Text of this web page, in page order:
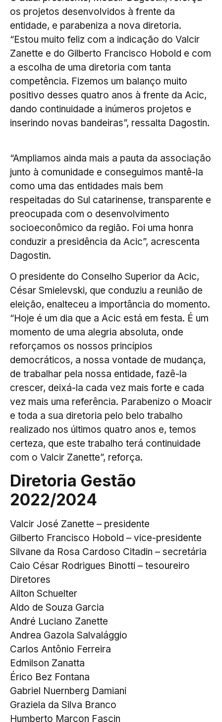
os projetos desenvolvidos à frente da
entidade, e parabeniza a nova diretoria.
“Estou muito feliz com a indicação do Valcir
Zanette e do Gilberto Francisco Hobold e com
a escolha de uma diretoria com tanta
competência. Fizemos um balanço muito
positivo desses quatro anos à frente da Acic,
dando continuidade a inúmeros projetos e
inserindo novas bandeiras”, ressalta Dagostin.
“Ampliamos ainda mais a pauta da associação
junto à comunidade e conseguimos mantê-la
como uma das entidades mais bem
respeitadas do Sul catarinense, transparente e
preocupada com o desenvolvimento
socioeconômico da região. Foi uma honra
conduzir a presidência da Acic”, acrescenta
Dagostin.
O presidente do Conselho Superior da Acic,
César Smielevski, que conduziu a reunião de
eleição, enalteceu a importância do momento.
“Hoje é um dia que a Acic está em festa. É um
momento de uma alegria absoluta, onde
reforçamos os nossos princípios
democráticos, a nossa vontade de mudança,
de trabalhar pela nossa entidade, fazê-la
crescer, deixá-la cada vez mais forte e cada
vez mais uma referência. Parabenizo o Moacir
e toda a sua diretoria pelo belo trabalho
realizado nos últimos quatro anos e, temos
certeza, que este trabalho terá continuidade
com o Valcir Zanette”, reforça.
Diretoria Gestão
2022/2024
Valcir José Zanette – presidente
Gilberto Francisco Hobold – vice-presidente
Silvane da Rosa Cardoso Citadin – secretária
Caio César Rodrigues Binotti – tesoureiro
Diretores
Ailton Schuelter
Aldo de Souza Garcia
André Luciano Zanette
Andrea Gazola Salvalággio
Carlos Antônio Ferreira
Edmilson Zanatta
Érico Bez Fontana
Gabriel Nuernberg Damiani
Graziela da Silva Branco
Humberto Marcon Fascin